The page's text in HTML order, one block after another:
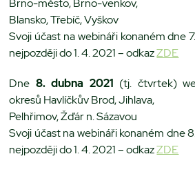
Brno-město, Brno-venkov,
Blansko, Třebíč, Vyškov
Svoji účast na webináři konaném dne
nejpozději do 1. 4. 2021 – odkazZDE
Dne 8. dubna 2021 (tj. čtvrtek)
okresů Havlíčkův Brod, Jihlava,
Pelhřimov, Žďár n. Sázavou
Svoji účast na webináři konaném dne
nejpozději do 1. 4. 2021 – odkazZDE